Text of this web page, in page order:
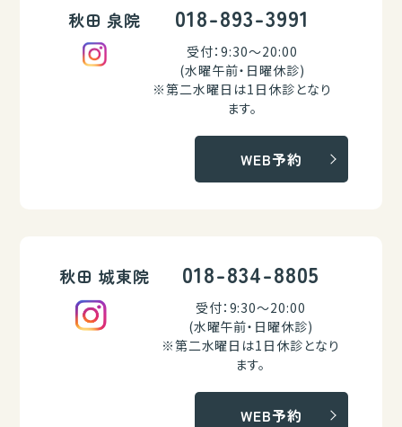
秋田 泉院 018-893-3991
受付：9:30～20:00
(水曜午前・日曜休診)
※第二水曜日は1日休診となり
ます。
WEB予約
秋田 城東院 018-834-8805
受付：9:30～20:00
(水曜午前・日曜休診)
※第二水曜日は1日休診となり
ます。
WEB予約